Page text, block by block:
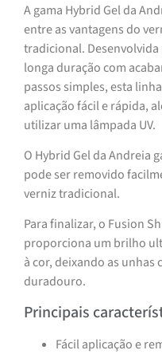
A gama Hybrid Gel da
entre as vantagens do
tradicional.
longa duração com
passos simples, esta
aplicação fácil e rápida,
utilizar uma lâmpada UV.
O Hybrid Gel da Andreia
pode ser removido
verniz tradicional.
Para finalizar, o Fusion
proporciona um brilho
à cor, deixando as
duradouro.
Principais
Fácil aplicação e